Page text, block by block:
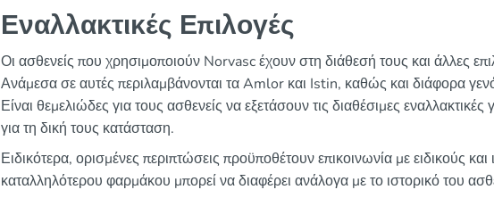
Εναλλακτικές Επιλογές
Οι ασθενείς που χρησιμοποιούν Norvasc έχουν στη διάθεσή τους και άλλες
Ανάμεσα σε αυτές περιλαμβάνονται τα Amlor και Istin, καθώς και διάφορα
Είναι θεμελιώδες για τους ασθενείς να εξετάσουν τις διαθέσιμες
για τη δική τους κατάσταση.
Ειδικότερα, ορισμένες περιπτώσεις προϋποθέτουν επικοινωνία με ειδικούς
καταλληλότερου φαρμάκου μπορεί να διαφέρει ανάλογα με το ιστορικό του